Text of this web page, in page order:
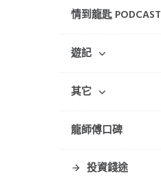
情到龍匙 PODCAST
遊記
其它
龍師傅口碑
投資錢途